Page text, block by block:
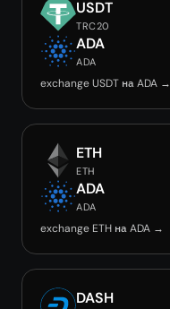
USDT
TRC20
ADA
ADA
exchange USDT на ADA →
ETH
ETH
ADA
ADA
exchange ETH на ADA →
DASH